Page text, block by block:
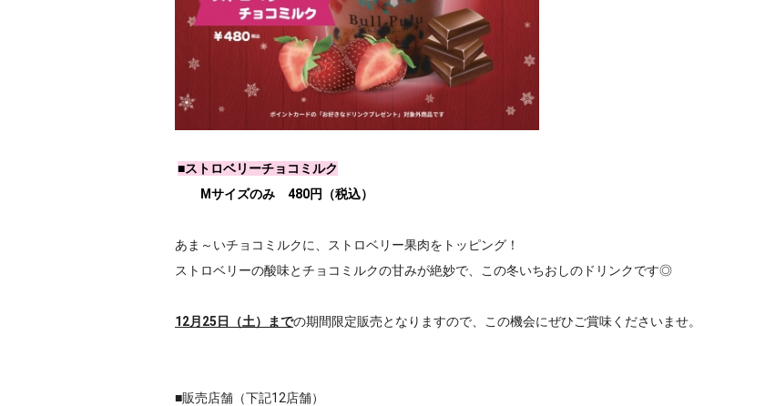
■ストロベリーチョコミルク
Mサイズのみ 480円（税込）
あま～いチョコミルクに、ストロベリー果肉をトッピング！
ストロベリーの酸味とチョコミルクの甘みが絶妙で、この冬いちおしのドリンクです◎
12月25日（土）までの期間限定販売となりますので、この機会にぜひご賞味くださいませ。
■販売店舗（下記12店舗）